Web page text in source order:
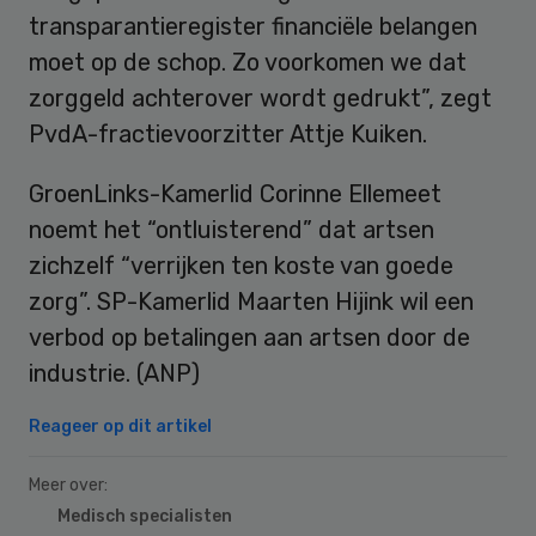
transparantieregister financiële belangen
moet op de schop. Zo voorkomen we dat
zorggeld achterover wordt gedrukt”, zegt
PvdA-fractievoorzitter Attje Kuiken.
GroenLinks-Kamerlid Corinne Ellemeet
noemt het “ontluisterend” dat artsen
zichzelf “verrijken ten koste van goede
zorg”. SP-Kamerlid Maarten Hijink wil een
verbod op betalingen aan artsen door de
industrie. (ANP)
Reageer op dit artikel
Meer over:
Medisch specialisten